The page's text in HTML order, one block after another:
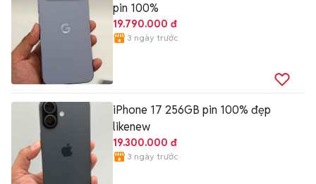
pin 100%
19.790.000 đ
3 ngày trước
iPhone 17 256GB pin 100% đẹp
likenew
19.300.000 đ
3 ngày trước